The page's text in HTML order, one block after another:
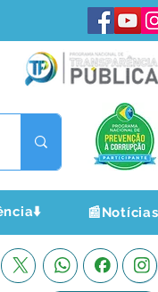
📰Notícias